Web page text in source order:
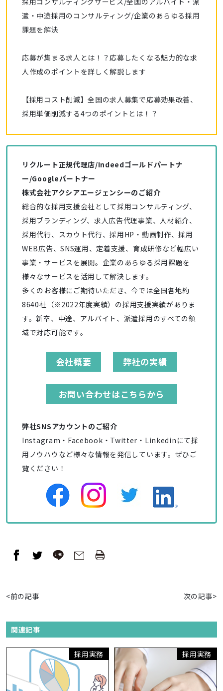
遣・中途採用のコンサルティング/企業のあらゆる採用
課題を解決
応募が集まる求人とは！？応募したくなる魅力的な求
人作成のポイントを詳しく解説します
【採用コスト削減】全国の求人募集で応募効果改善、
採用単価削減する4つのポイントとは！？
リクルート正規代理店/Indeedゴールドパートナ
ー/Googleパートナー
株式会社アクシアエージェンシーのご紹介
総合的な採用支援会社として採用コンサルティング、
採用ブランディング、求人広告代理事業、人材紹介、
採用代行、スカウト代行、採用HP・動画制作、採用
WEB広告、SNS運用、定着支援、育成研修など幅広い
事業・サービスを展開。企業のあらゆる採用課題を
様々なサービスを活用して解決します。
多くのお客様にご期待いただき、今では全国各地約
8640社（※2022年度実績）の採用支援実績がありま
す。新卒、中途、アルバイト、派遣採用のすべての領
域で対応可能です。
会社概要 弊社の実績
お問い合わせはこちらから
弊社SNSアカウントのご紹介
Instagram・Facebook・Twitter・Linkedinにて採
用ノウハウなど様々な情報を発信しています。ぜひご
覧ください！
<前の記事 次の記事>
関連記事
採用実務 採用実務